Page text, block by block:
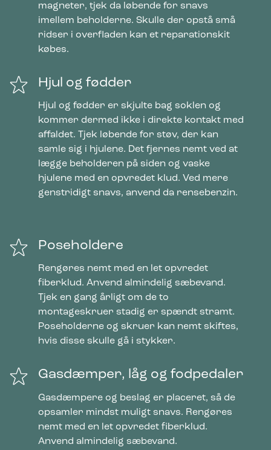
magneter, tjek da løbende for snavs
imellem beholderne. Skulle der opstå små
ridser i overfladen kan et reparationskit
købes.
Hjul og fødder
Hjul og fødder er skjulte bag soklen og
kommer dermed ikke i direkte kontakt med
affaldet. Tjek løbende for støv, der kan
samle sig i hjulene. Det fjernes nemt ved at
lægge beholderen på siden og vaske
hjulene med en opvredet klud. Ved mere
genstridigt snavs, anvend da rensebenzin.
Poseholdere
Rengøres nemt med en let opvredet
fiberklud. Anvend almindelig sæbevand.
Tjek en gang årligt om de to
montageskruer stadig er spændt stramt.
Poseholderne og skruer kan nemt skiftes,
hvis disse skulle gå i stykker.
Gasdæmper, låg og fodpedaler
Gasdæmpere og beslag er placeret, så de
opsamler mindst muligt snavs. Rengøres
nemt med en let opvredet fiberklud.
Anvend almindelig sæbevand.